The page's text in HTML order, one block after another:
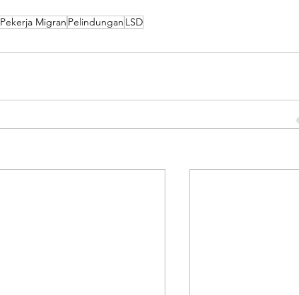
Pekerja Migran Pelindungan LSD